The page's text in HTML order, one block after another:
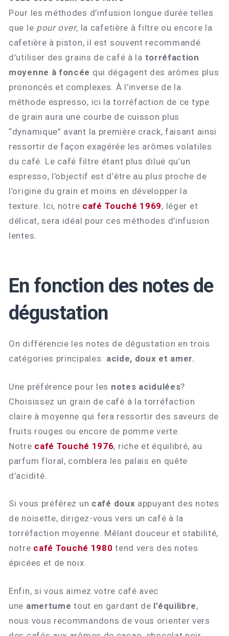
Pour les méthodes d’infusion longue durée telles
que le pour over, la cafetière à filtre ou encore la
cafetière à piston, il est souvent recommandé
d’utiliser des grains de café à la torréfaction
moyenne à foncée qui dégagent des arômes plus
prononcés et complexes. À l’inverse de la
méthode espresso, ici la torréfaction de ce type
de grain aura une courbe de cuisson plus
“dynamique” avant la première crack, faisant ainsi
ressortir de façon exagérée les arômes volatiles
du café. Le café filtre étant plus dilué qu’un
espresso, l’objectif est d’être au plus proche de
l’origine du grain et moins en développer la
texture. Ici, notre café Touché 1969, léger et
délicat, sera idéal pour ces méthodes d’infusion
lentes.
En fonction des notes de
dégustation
On différencie les notes de dégustation en trois
catégories principales: acide, doux et amer.
Une préférence pour les notes acidulées?
Choisissez un grain de café à la torréfaction
claire à moyenne qui fera ressortir des saveurs de
fruits rouges ou encore de pomme verte.
Notre café Touché 1976, riche et équilibré, au
parfum floral, comblera les palais en quête
d’acidité.
Si vous préférez un café doux appuyant des notes
de noisette, dirigez-vous vers un café à la
torréfaction moyenne. Mêlant douceur et stabilité,
notre café Touché 1980tend vers des notes
épicées et de noix.
Enfin, si vous aimez votre café avec
une amertumetout en gardant de l’équilibre,
nous vous recommandons de vous orienter vers